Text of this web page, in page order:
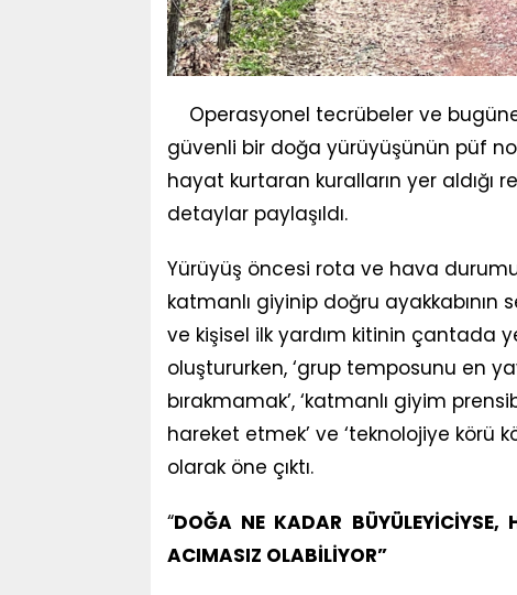
Operasyonel tecrübeler ve
güvenli bir doğa yürüyüşünün püf
hayat kurtaran kuralların yer
detaylar paylaşıldı.
Yürüyüş öncesi rota ve hava
katmanlı giyinip doğru ayakkabının
ve kişisel ilk yardım kitinin çantada
oluştururken, ‘grup temposunu en
bırakmamak’, ‘katmanlı giyim
hareket etmek’ ve ‘teknolojiye körü
olarak öne çıktı.
“DOĞA NE KADAR
ACIMASIZ OLABİLİYOR”